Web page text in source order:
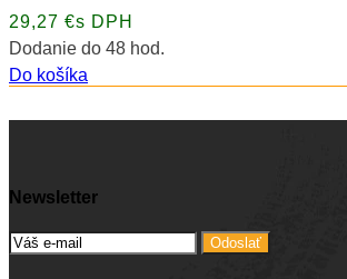
29,27 €s DPH
Dodanie do 48 hod.
Do košíka
Newsletter
Odoslať